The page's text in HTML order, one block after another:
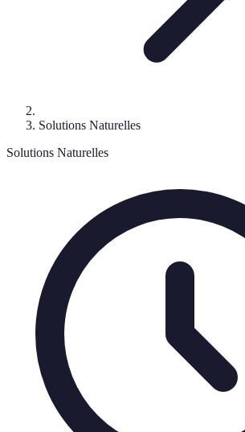
Solutions Naturelles
Solutions Naturelles